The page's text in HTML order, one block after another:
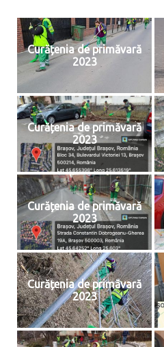
Curățenia de primăvară
2023
Curățenia de primăvară
2023
Curățenia de primăvară
2023
Curățenia de primăvară
2023